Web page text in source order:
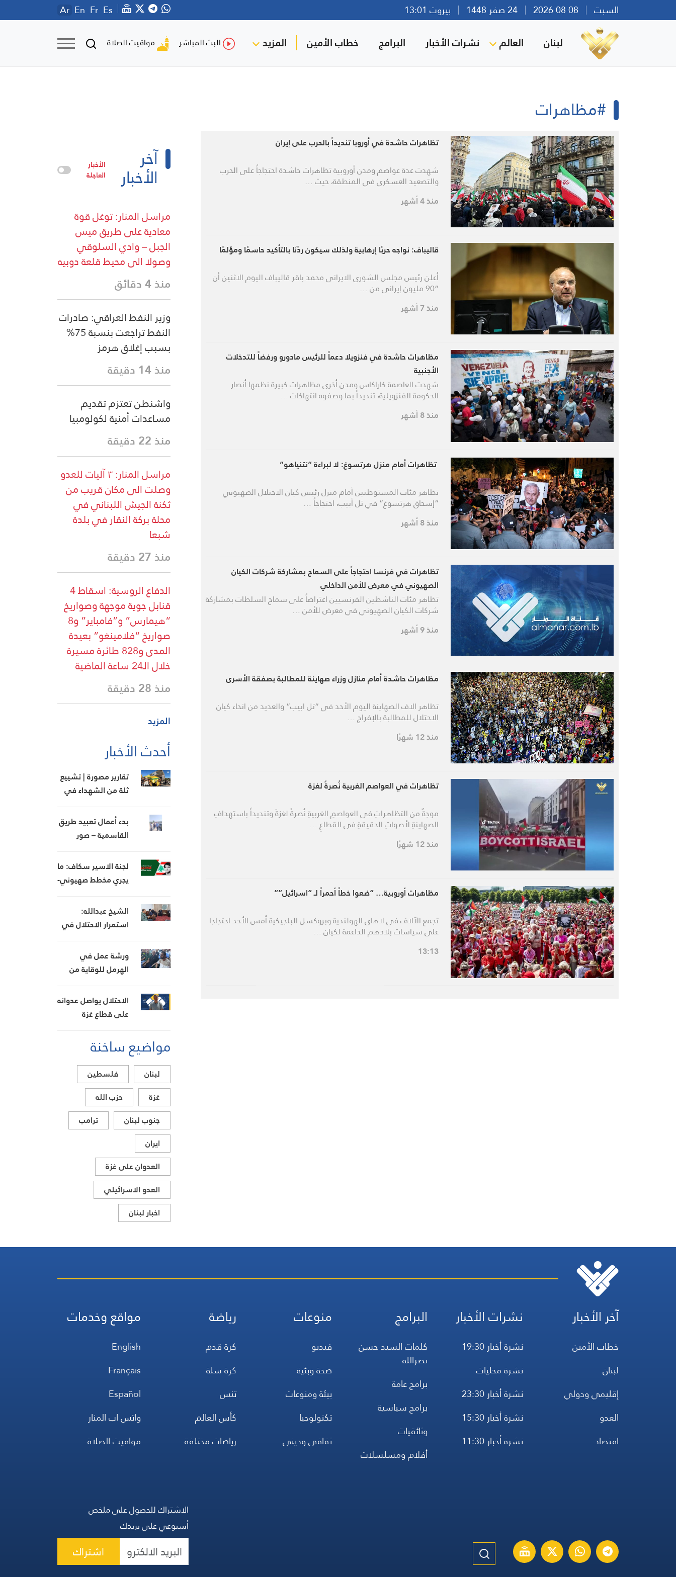
السبت بيروت 13:01 Ar En Fr Es
لبنان العالم نشرات الأخبار البرامج خطاب الأمين المزيد البث المباشر مواقيت الصلاة
#مظاهرات
تظاهرات حاشدة في أوروبا تنديداً بالحرب على إيران
شهدت عدة عواصم ومدن أوروبية تظاهرات حاشدة احتجاجاً على الحرب
والتصعيد العسكري في المنطقة، حيث …
منذ 4 أشهر
قاليباف: نواجه حربًا إرهابية ولذلك سيكون ردّنا بالتأكيد حاسمًا ومؤلمًا
أعلن رئيس مجلس الشورى الايراني محمد باقر قاليباف اليوم الاثنين أن
“90 مليون إيراني من …
منذ 7 أشهر
مظاهرات حاشدة في فنزويلا دعماً للرئيس مادورو ورفضاً للتدخلات
الأجنبية
شهدت العاصمة كاراكاس ومدن أخرى مظاهرات كبيرة نظمها أنصار
الحكومة الفنزويلية، تنديداً بما وصفوه انتهاكات …
منذ 8 أشهر
تظاهرات أمام منزل هرتسوغ: لا لبراءة “نتنياهو”
تظاهر مئات المستوطنين أمام منزل رئيس كيان الاحتلال الصهيوني
“إسحاق هرتسوغ” في تل أبيب، احتجاجاً …
منذ 8 أشهر
تظاهرات في فرنسا احتجاجاً على السماح بمشاركة شركات الكيان
الصهيوني في معرض للأمن الداخلي
تظاهر مئات الناشطين الفرنسيين اعتراضاً على سماح السلطات بمشاركة
شركات الكيان الصهيوني في معرض للأمن …
منذ 9 أشهر
مظاهرات حاشدة أمام منازل وزراء صهاينة للمطالبة بصفقة الأسرى
تظاهر الاف الصهاينة اليوم الأحد في “تل ابيب” والعديد من انحاء كيان
الاحتلال للمطالبة بالإفراج …
منذ 12 شهرًا
تظاهرات في العواصم الغربية نُصرةً لغزة
موجةٌ من التظاهراتِ في العواصمِ الغربيةِ نُصرةً لغزةَ وتنديداً باستهدافِ
الصهاينةِ لأصواتِ الحقيقةِ في القطاعِ …
منذ 12 شهرًا
مظاهرات أوروبية… “ضعوا خطاً أحمراً لـ “اسرائيل””
تجمع الآلاف في لاهاي الهولندية وبروكسل البلجيكية أمس الأحد احتجاجا
على سياسات بلادهم الداعمة لكيان …
13:13
آخر
الأخبار
الأخبار
العاجلة
مراسل المنار: توغل قوة
معادية على طريق ميس
الجبل – وادي السلوقي
وصولا الى محيط قلعة دوبيه
منذ 4 دقائق
وزير النفط العراقي: صادرات
النفط تراجعت بنسبة 75%
بسبب إغلاق هرمز
منذ 14 دقيقة
واشنطن تعتزم تقديم
مساعدات أمنية لكولومبيا
منذ 22 دقيقة
مراسل المنار: ٣ آليات للعدو
وصلت الى مكان قريب من
ثكنة الجيش اللبناني في
محلة بركة النقار في بلدة
شبعا
منذ 27 دقيقة
الدفاع الروسية: اسقاط 4
قنابل جوية موجهة وصواريخ
“هيمارس” و”فامباير” و8
صواريخ “فلامينغو” بعيدة
المدى و828 طائرة مسيرة
خلال الـ24 ساعة الماضية
منذ 28 دقيقة
المزيد
أحدث الأخبار
تقارير مصورة | تشييع
ثلة من الشهداء في
الثانية
بدء أعمال تعبيد طريق
القاسمية – صور
لجنة الاسير سكاف: ما
يجري مخطط صهيوني-
الشيخ عبدالله:
استمرار الاحتلال في
صارخ على حقوق
الإنسان
ورشة عمل في
الهرمل للوقاية من
الجهوزية
الاحتلال يواصل عدوانه
على قطاع غزة
مواضيع ساخنة
لبنان
فلسطين
غزة
حزب الله
جنوب لبنان
ترامب
ايران
العدوان على غزة
العدو الاسرائيلي
اخبار لبنان
آخر الأخبار
خطاب الأمين
لبنان
إقليمي ودولي
العدو
اقتصاد
نشرات الأخبار
نشرة أخبار 19:30
نشرة محليات
نشرة أخبار 23:30
نشرة أخبار 15:30
نشرة أخبار 11:30
البرامج
كلمات السيد حسن
نصرالله
برامج عامة
برامج سياسية
وثائقيات
أفلام ومسلسلات
منوعات
فيديو
صحة وبئية
بيئة ومنوعات
تكنولوجيا
ثقافي وديني
رياضة
كرة قدم
كرة سلة
تنس
كأس العالم
رياضات مختلفة
مواقع وخدمات
English
Français
Español
واتس اب المنار
مواقيت الصلاة
الاشتراك للحصول على ملخص
أسبوعي على بريدك
اشتراك